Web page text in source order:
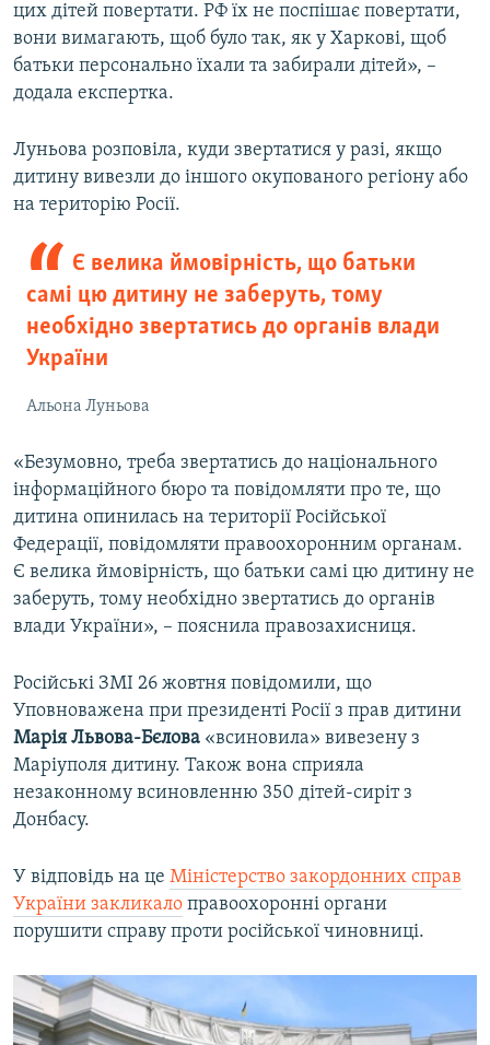
цих дітей повертати. РФ їх не поспішає повертати,
вони вимагають, щоб було так, як у Харкові, щоб
батьки персонально їхали та забирали дітей», –
додала експертка.
Луньова розповіла, куди звертатися у разі, якщо
дитину вивезли до іншого окупованого регіону або
на територію Росії.
Є велика ймовірність, що батьки
самі цю дитину не заберуть, тому
необхідно звертатись до органів влади
України
Альона Луньова
«Безумовно, треба звертатись до національного
інформаційного бюро та повідомляти про те, що
дитина опинилась на території Російської
Федерації, повідомляти правоохоронним органам.
Є велика ймовірність, що батьки самі цю дитину не
заберуть, тому необхідно звертатись до органів
влади України», – пояснила правозахисниця.
Російські ЗМІ 26 жовтня повідомили, що
Уповноважена при президенті Росії з прав дитини
Марія Львова-Бєлова «всиновила» вивезену з
Маріуполя дитину. Також вона сприяла
незаконному всиновленню 350 дітей-сиріт з
Донбасу.
У відповідь на це Міністерство закордонних справ
України закликало правоохоронні органи
порушити справу проти російської чиновниці.